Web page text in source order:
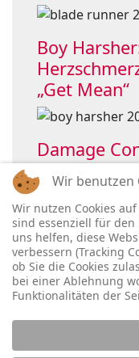
Boy
„Get Mean“
Damage
Single holt
Wir benutzen
Wir nutzen Cookies
sind essenziell für
uns helfen, diese
verbessern (Tracking
ob Sie die Cookies
bei einer Ablehnung
Funktionalitäten der